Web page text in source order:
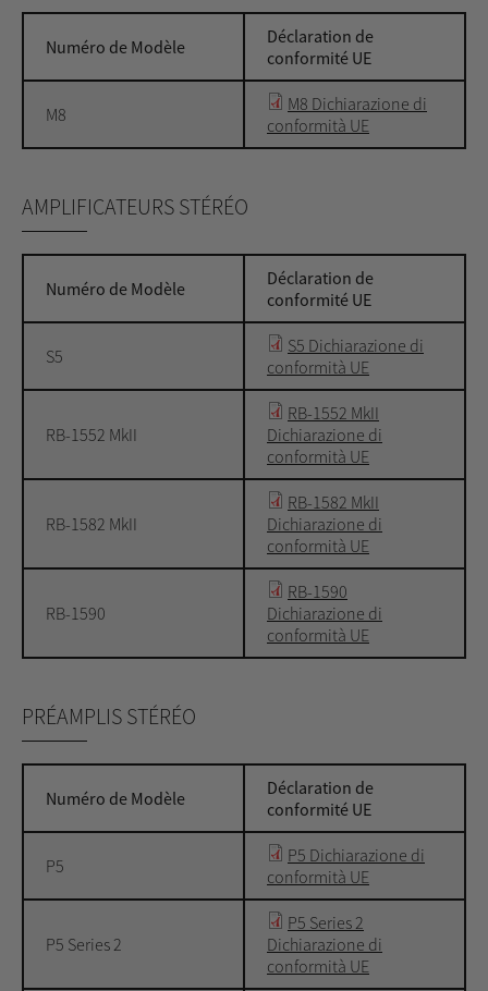
Numéro de Modèle
Déclaration de
conformité UE
M8
M8 Dichiarazione di
conformità UE
AMPLIFICATEURS STÉRÉO
Numéro de Modèle
Déclaration de
conformité UE
S5
S5 Dichiarazione di
conformità UE
RB-1552 MkII
RB-1552 MkII
Dichiarazione di
conformità UE
RB-1582 MkII
RB-1582 MkII
Dichiarazione di
conformità UE
RB-1590
RB-1590
Dichiarazione di
conformità UE
PRÉAMPLIS STÉRÉO
Numéro de Modèle
Déclaration de
conformité UE
P5
P5 Dichiarazione di
conformità UE
P5 Series 2
P5 Series 2
Dichiarazione di
conformità UE